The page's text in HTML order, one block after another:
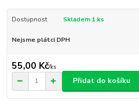
Dostupnost Skladem 1 ks
Nejsme plátci DPH
55,00 Kč/ks
Přidat do košíku